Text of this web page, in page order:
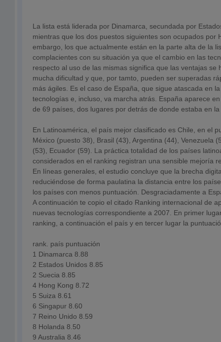
La lista está liderada por Dinamarca, secundada por
mientras que los dos puestos siguientes son ocupados por
embargo, los que actualmente están en la parte alta de la
complacientes con su situación ya que el cambio en las
respecto al uso de las mismas significa que las ventajas se
mucha dificultad y que, por tamto, pueden ser superadas
más ágiles. Es el caso de España, que sigue atascada en
tecnologías e, incluso, va marcha atrás. España aparece
de 69 países, dos lugares por detrás de donde estaba en
En Latinoamérica, el país mejor clasificado es Chile, en el
México (puesto 38), Brasil (43), Argentina (44), Venezuela
(53), Ecuador (59). La práctica totalidad de los países
considerados en el ranking registran una sensible mejoría
En líneas generales, el estudio concluye que la brecha
reduciéndose de forma paulatina la distancia entre los
los países con menos puntuación. Desgraciadamente a
A continuación te copio el citado Ranking internacional de
nuevas tecnologías correspondiente a 2007. En primer
ranking, a continuación el país y en tercer lugar la
rank. país puntuación
1 Dinamarca 8.88
2 Estados Unidos 8.85
2 Suecia 8.85
4 Hong Kong 8.72
5 Suiza 8.61
6 Singapur 8.60
7 Reino Unido 8.59
8 Holanda 8.50
9 Australia 8.46